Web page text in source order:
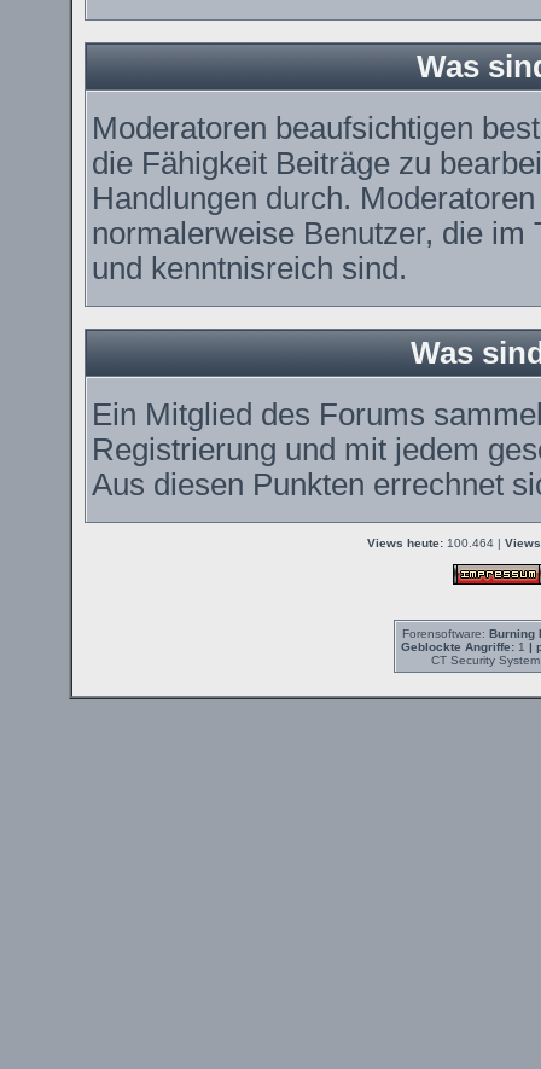
Was
Moderatoren beaufsichtigen
die Fähigkeit Beiträge zu
Handlungen durch.
normalerweise Benutzer, die
und kenntnisreich sind.
Was
Ein Mitglied des Forums
Registrierung und mit jedem
Aus diesen Punkten errechnet
Views heute: 100.464 |
Forensoftware: Burning
Geblockte Angriffe:1 |
CT Security